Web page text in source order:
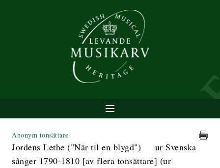
Anonym tonsättare
Jordens Lethe ("När til en blygd") ur Svenska
sånger 1790-1810 [av flera tonsättare] (ur